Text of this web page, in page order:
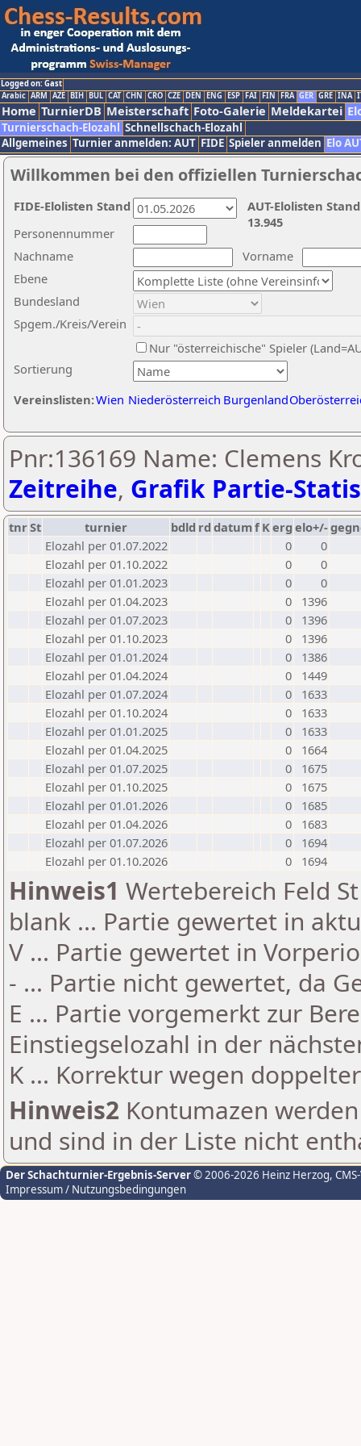
Logged on: Gast
Arabic ARM AZE BIH BUL CAT CHN CRO CZE DEN ENG ESP FAI FIN FRA GER GRE INA
Home TurnierDB Meisterschaft Foto-Galerie Meldekartei
Turnierschach-Elozahl Schnellschach-Elozahl
Allgemeines Turnier anmelden: AUT FIDE Spieler anmelden Elo
Willkommen bei den offiziellen
Nachname
Vorname
Ebene
Sortierung
Personennummer
Bundesland
Spgem./Kreis/Verein
Nur "österreichische" Spieler
Vereinslisten:Wien Niederösterreich Burgenland
AUT-Elolisten
13.945
FIDE-Elolisten Stand
Pnr:136169 Name: Clemens
Zeitreihe, Grafik Partie-
tnrSt turnier bdld rd datumf Kerg elo+/-
Elozahl per 01.07.2022
0
0
Elozahl per 01.10.2022
0
0
Elozahl per 01.01.2023
0
0
Elozahl per 01.04.2023
0
1396
Elozahl per 01.07.2023
0
1396
Elozahl per 01.10.2023
0
1396
Elozahl per 01.01.2024
0
1386
Elozahl per 01.04.2024
0
1449
Elozahl per 01.07.2024
0
1633
Elozahl per 01.10.2024
0
1633
Elozahl per 01.01.2025
0
1633
Elozahl per 01.04.2025
0
1664
Elozahl per 01.07.2025
0
1675
Elozahl per 01.10.2025
0
1675
Elozahl per 01.01.2026
0
1685
Elozahl per 01.04.2026
0
1683
Elozahl per 01.07.2026
0
1694
Elozahl per 01.10.2026
0 1694
Hinweis1 Wertebereich Feld
blank ... Partie gewertet in
V ... Partie gewertet in
- ... Partie nicht gewertet, da
E ... Partie vorgemerkt zur
Einstiegselozahl in der
K ... Korrektur wegen
Hinweis2 Kontumazen
und sind in der Liste nicht
Der Schachturnier-Ergebnis-Server© 2006-2026 Heinz Herzog,
Impressum / Nutzungsbedingungen